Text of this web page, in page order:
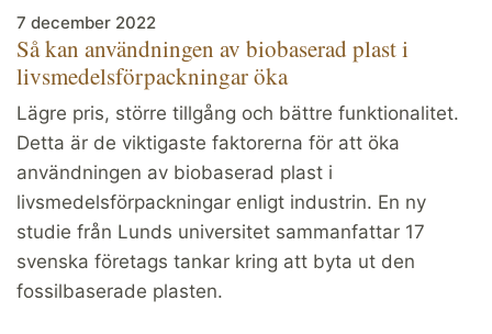
7 december 2022
Så kan användningen av biobaserad plast i
livsmedelsförpackningar öka
Lägre pris, större tillgång och bättre funktionalitet.
Detta är de viktigaste faktorerna för att öka
användningen av biobaserad plast i
livsmedelsförpackningar enligt industrin. En ny
studie från Lunds universitet sammanfattar 17
svenska företags tankar kring att byta ut den
fossilbaserade plasten.